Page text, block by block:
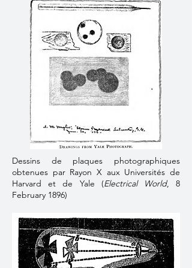
Dessins de plaques photographiques
obtenues par Rayon X aux Universités de
Harvard et de Yale (Electrical World, 8
February 1896)